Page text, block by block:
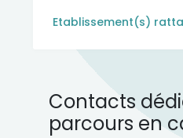
Etablissement(s)
Contacts
parcours en